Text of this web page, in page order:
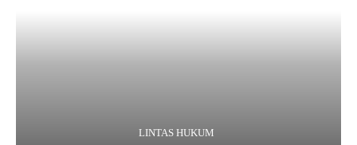
LINTAS HUKUM